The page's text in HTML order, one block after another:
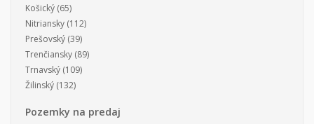
Košický (65)
Nitriansky (112)
Prešovský (39)
Trenčiansky (89)
Trnavský (109)
Žilinský (132)
Pozemky na predaj